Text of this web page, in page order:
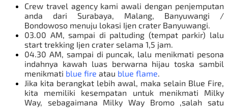
Crew travel agency kami awali dengan penjemputan
anda dari Surabaya, Malang, Banyuwangi /
Bondowoso menuju lokasi Ijen crater Banyuwangi.
03.00 AM, sampai di paltuding (tempat parkir) lalu
start trekking Ijen crater selama 1,5 jam.
04.30 AM, sampai di puncak, lalu menikmati pesona
indahnya kawah luas berwarna hijau toska sambil
menikmati blue fire atau blue flame.
Jika kita berangkat lebih awal, maka selain Blue Fire,
kita memiliki kesempatan untuk menikmati Milky
Way, sebagaimana Milky Way Bromo,salah satu